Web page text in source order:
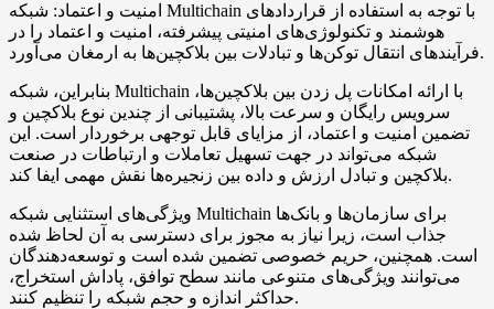
امنیت و اعتماد: شبکه Multichain با توجه به استفاده از قراردادهای
هوشمند و تکنولوژی‌های امنیتی پیشرفته، امنیت و اعتماد را در
فرآیندهای انتقال توکن‌ها و تبادلات بین بلاکچین‌ها به ارمغان می‌آورد.
بنابراین، شبکه Multichain با ارائه امکانات پل زدن بین بلاکچین‌ها،
سرویس رایگان و سرعت بالا، پشتیبانی از چندین نوع بلاکچین و
تضمین امنیت و اعتماد، از مزایای قابل توجهی برخوردار است. این
شبکه می‌تواند در جهت تسهیل تعاملات و ارتباطات در صنعت
بلاکچین و تبادل ارزش و داده بین زنجیره‌ها نقش مهمی ایفا کند.
ویژگی‌های استثنایی شبکه Multichain برای سازمان‌ها و بانک‌ها
جذاب است، زیرا نیاز به مجوز برای دسترسی به آن لحاظ شده
است. همچنین، حریم خصوصی تضمین شده است و توسعه‌دهندگان
می‌توانند ویژگی‌های متنوعی مانند سطح توافق، پاداش استخراج،
حداکثر اندازه و حجم شبکه را تنظیم کنند.